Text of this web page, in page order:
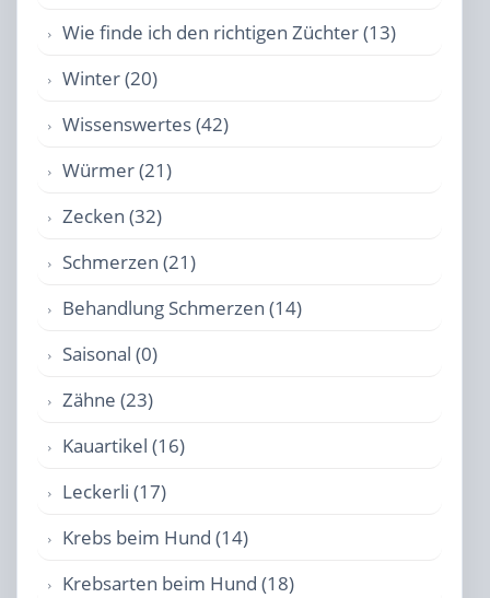
Wie finde ich den richtigen Züchter (13)
Winter (20)
Wissenswertes (42)
Würmer (21)
Zecken (32)
Schmerzen (21)
Behandlung Schmerzen (14)
Saisonal (0)
Zähne (23)
Kauartikel (16)
Leckerli (17)
Krebs beim Hund (14)
Krebsarten beim Hund (18)